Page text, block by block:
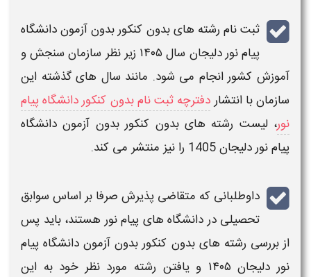
ثبت نام رشته های بدون کنکور بدون آزمون دانشگاه
پیام نوردلیجان سال ۱۴۰۵ زیر نظر سازمان سنجش و
آموزش کشور انجام می شود. مانند سال های گذشته این
سازمان با انتشاردفترچه ثبت نام بدون کنکور دانشگاه پیام
نور، لیست رشته های بدون کنکور بدون آزمون دانشگاه
پیام نوردلیجان1405 را نیز منتشر می کند.
داوطلبانی که متقاضی پذیرش صرفا بر اساس سوابق
تحصیلی دردانشگاه های پیام نور هستند، باید پس
از بررسی رشته های بدون کنکور بدون آزمون دانشگاه پیام
نور دلیجان ۱۴۰۵ و یافتن رشته مورد نظر خود به این